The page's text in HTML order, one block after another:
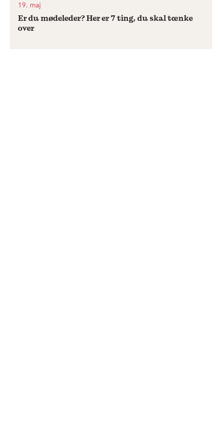
19. maj
Er du mødeleder? Her er 7 ting, du skal tænke
over